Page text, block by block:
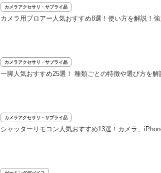
カメラアクセサリ・サプライ品
カメラ用ブロアー人気おすすめ8選！使い方を解説！
カメラアクセサリ・サプライ品
一脚人気おすすめ25選！ 種類ごとの特徴や選び方を解
カメラアクセサリ・サプライ品
シャッターリモコン人気おすすめ13選！カメラ、